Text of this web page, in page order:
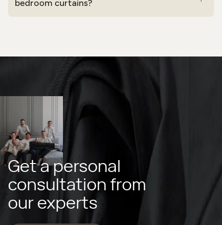
bedroom curtains?
Get a personal
consultation from
our experts